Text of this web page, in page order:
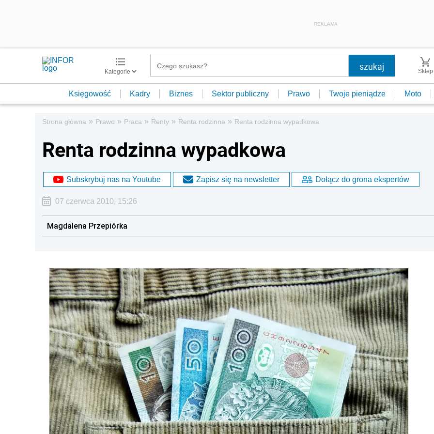
REKLAMA
Kategorie Sklep
Księgowość Kadry Biznes Sektor publiczny Prawo Twoje pieniądze Moto
Strona główna » Prawo » Praca » Renty » Renta rodzinna » Renta rodzinna wypadkowa
Renta rodzinna wypadkowa
Subskrybuj nas na Youtube Zapisz się na newsletter Dołącz do grona ekspertów
07 czerwca 2010, 15:26
Magdalena Przepiórka